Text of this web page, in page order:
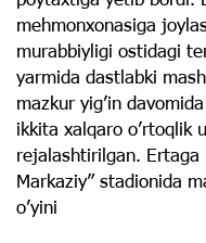
mehmonxonasiga
murabbiyligi ostidagi
yarmida dastlabki
mazkur yig’in
ikkita xalqaro o’rtoqlik
rejalashtirilgan. Ertaga
Markaziy” stadionida
o’yini